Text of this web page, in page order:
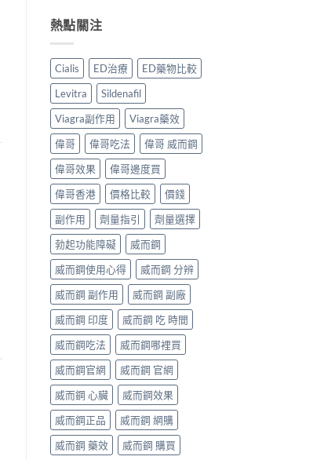
熱點關注
Cialis ED治療
ED藥物比較
Levitra
Sildenafil
Viagra副作用
Viagra藥效
偉哥
偉哥吃法
偉哥 威而鋼
偉哥效果
偉哥邊度買
偉哥香港
價格比較
價錢
副作用
劑量指引
劑量選擇
勃起功能障礙
威而鋼
威而鋼使用心得
威而鋼 分辨
威而鋼 副作用
威而鋼 副廠
威而鋼 印度
威而鋼 吃 時間
威而鋼吃法
威而鋼哪裡買
威而鋼官網
威而鋼 官網
威而鋼 心臟
威而鋼效果
威而鋼正品
威而鋼 網購
威而鋼 藥效
威而鋼 購買